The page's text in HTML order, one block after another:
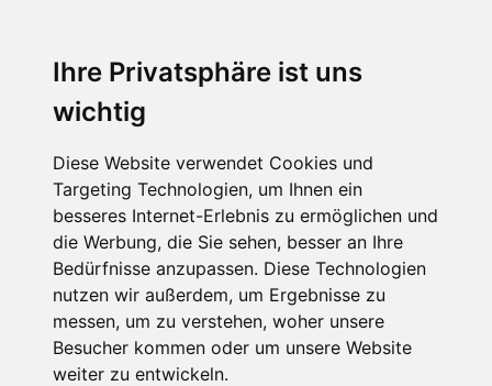
Ihre Privatsphäre ist uns
wichtig
Diese Website verwendet Cookies und
Targeting Technologien, um Ihnen ein
besseres Internet-Erlebnis zu ermöglichen und
die Werbung, die Sie sehen, besser an Ihre
Bedürfnisse anzupassen. Diese Technologien
nutzen wir außerdem, um Ergebnisse zu
messen, um zu verstehen, woher unsere
Besucher kommen oder um unsere Website
weiter zu entwickeln.